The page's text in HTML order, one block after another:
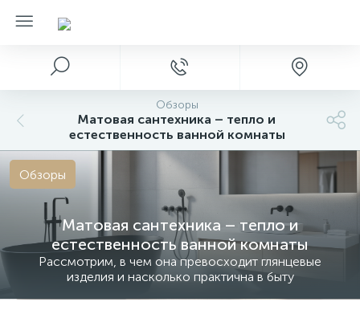
Обзоры
Матовая сантехника – тепло и
естественность ванной комнаты
Матовая сантехника – тепло и
естественность ванной комнаты
Рассмотрим, в чем она превосходит глянцевые
изделия и насколько практична в быту
Обзоры